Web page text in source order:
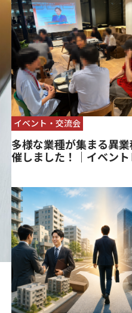
イベント・交流会
多様な業種が集まる異
催しました！｜イベン